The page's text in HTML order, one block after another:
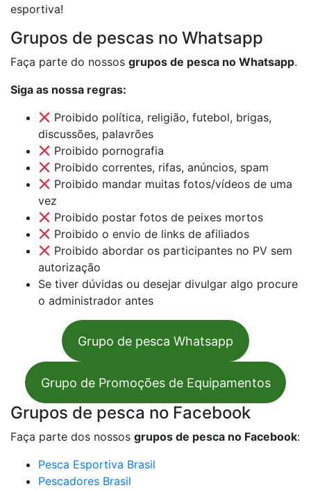
esportiva!
Grupos de pescas no Whatsapp
Faça parte do nossos grupos de pesca no Whatsapp.
Siga as nossa regras:
Proibido política, religião, futebol, brigas,
discussões, palavrões
Proibido pornografia
Proibido correntes, rifas, anúncios, spam
Proibido mandar muitas fotos/vídeos de uma
vez
Proibido postar fotos de peixes mortos
Proibido o envio de links de afiliados
Proibido abordar os participantes no PV sem
autorização
Se tiver dúvidas ou desejar divulgar algo procure
o administrador antes
Grupo de pesca Whatsapp
Grupo de Promoções de Equipamentos
Grupos de pesca no Facebook
Faça parte dos nossos grupos de pesca no Facebook:
Pesca Esportiva Brasil
Pescadores Brasil